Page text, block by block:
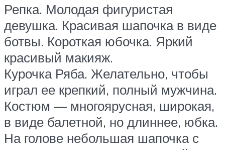
Репка. Молодая фигуристая
девушка. Красивая шапочка в виде
ботвы. Короткая юбочка. Яркий
красивый макияж.
Курочка Ряба. Желательно, чтобы
играл ее крепкий, полный мужчина.
Костюм — многоярусная, широкая,
в виде балетной, но длиннее, юбка.
На голове небольшая шапочка с